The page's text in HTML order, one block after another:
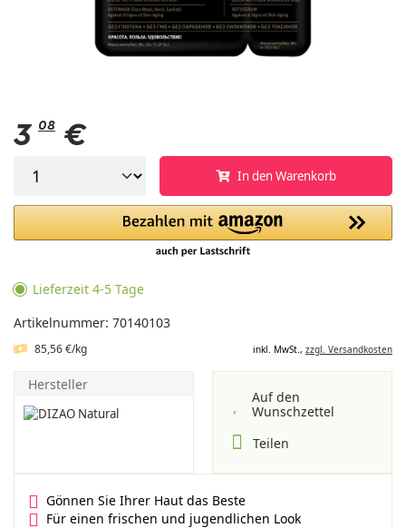
3 08 €
In den Warenkorb
Lieferzeit 4-5 Tage
Artikelnummer: 70140103
85,56 €/kg inkl. MwSt., zzgl. Versandkosten
Hersteller
Auf den
Wunschzettel
Teilen
Gönnen Sie Ihrer Haut das Beste
Für einen frischen und jugendlichen Look